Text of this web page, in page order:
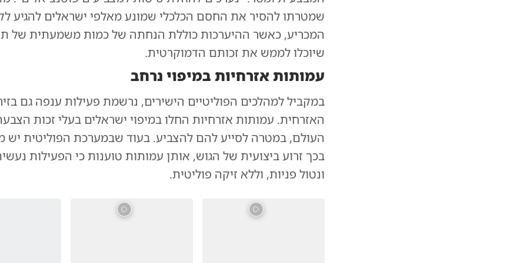
שמטרתו להסיר את החסם הכלכלי שמונע מאלפי ישראלים להגיע
המכריע, כאשר ההיערכות כוללת הנחתה של כמות משמעתית של
שיוכלו לממש את זכותם הדמוקרטית.
עמותות אזרחיות במיפוי נרחב
במקביל למהלכים הפוליטיים הישירים, נרשמת פעילות ענפה גם
האזרחית. עמותות אזרחיות החלו במיפוי ישראלים בעלי זכות
העולם, במטרה לסייע להם להצביע. בעוד שבמערכת הפוליטית יש
בכך זרוע ביצועית של הגוש, אותן עמותות טוענות כי הפעילות
ונטול פניות, וללא זיקה פוליטית.